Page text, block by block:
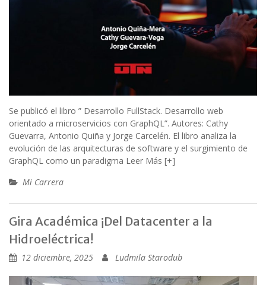
Se publicó el libro ” Desarrollo FullStack. Desarrollo web
orientado a microservicios con GraphQL”. Autores: Cathy
Guevarra, Antonio Quiña y Jorge Carcelén. El libro analiza la
evolución de las arquitecturas de software y el surgimiento de
GraphQL como un paradigma Leer Más [+]
Mi Carrera
Gira Académica ¡Del Datacenter a la
Hidroeléctrica!
12 diciembre, 2025 Ludmila Starodub